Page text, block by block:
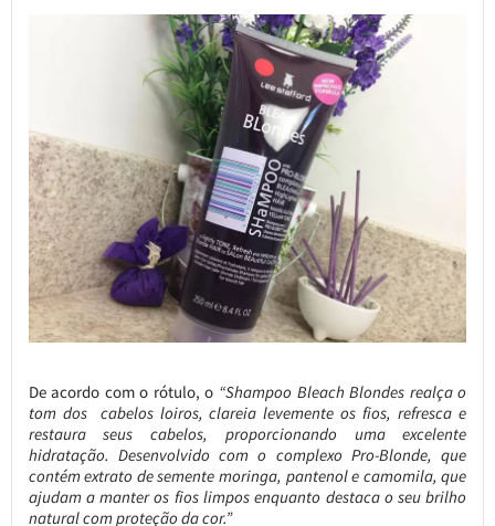
De acordo com o rótulo, o “Shampoo Bleach Blondes realça o
tom dos cabelos loiros, clareia levemente os fios, refresca e
restaura seus cabelos, proporcionando uma excelente
hidratação. Desenvolvido com o complexo Pro-Blonde, que
contém extrato de semente moringa, pantenol e camomila, que
ajudam a manter os fios limpos enquanto destaca o seu brilho
natural com proteção da cor.”